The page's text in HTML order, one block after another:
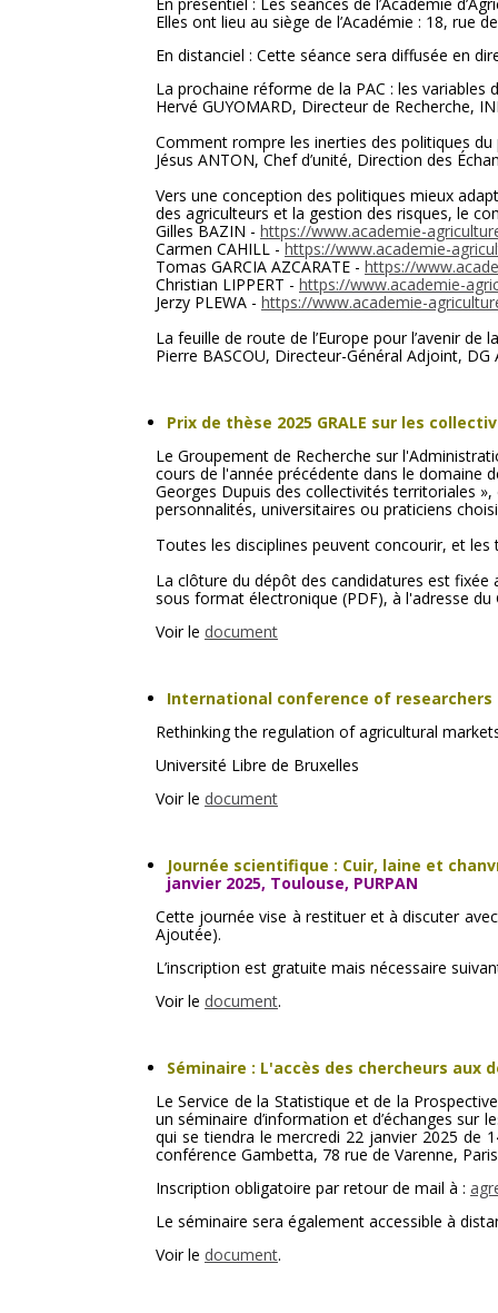
Elles ont lieu au siège de l’Académie : 18, rue
En distanciel : Cette séance sera diffusée en
La prochaine réforme de la PAC : les variables
Hervé GUYOMARD, Directeur de Recherche,
Comment rompre les inerties des politiques du
Jésus ANTON, Chef d’unité, Direction des
Vers une conception des politiques mieux
des agriculteurs et la gestion des risques, le
Gilles BAZIN - https://www.academie-
Carmen CAHILL -https://www.academie-
Tomas GARCIA AZCARATE - https://
Christian LIPPERT - https://www.academie-
Jerzy PLEWA - https://www.academie-
La feuille de route de l’Europe pour l’avenir de
Pierre BASCOU, Directeur-Général Adjoint, DG
Prix de thèse 2025 GRALE sur les
Le Groupement de Recherche sur
cours de l'année précédente dans le domaine
Georges Dupuis des collectivités territoriales
personnalités, universitaires ou praticiens
Toutes les disciplines peuvent concourir, et
La clôture du dépôt des candidatures est
sous format électronique (PDF), à l'adresse du
Voir le document
International conference of
Rethinking the regulation of agricultural
Université Libre de Bruxelles
Voir le document
Journée scientifique : Cuir, laine et
janvier 2025, Toulouse, PURPAN
Cette journée vise à restituer et à discuter
Ajoutée).
L’inscription est gratuite mais nécessaire
Voir le document.
Séminaire : L'accès des chercheurs
Le Service de la Statistique et de la
un séminaire d’information et d’échanges
qui se tiendra le mercredi 22 janvier 2025 de
conférence Gambetta, 78 rue de Varenne,
Inscription obligatoire par retour de mail à :
Le séminaire sera également accessible à
Voir le document.